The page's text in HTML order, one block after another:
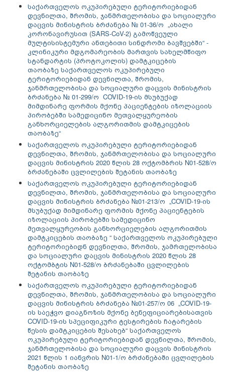
საქართველოს ოკუპირებული ტერიტორიებიდან
დევნილთა, შრომის, ჯანმრთელობისა და სოციალური
დაცვის მინისტრის ბრძანება № 01-36/ო „ახალი
კორონავირუსით (SARS-CoV-2) გამოწვეული
მულტისისტემური ანთებითი სინდრომი ბავშვებში“ -
კლინიკური მდგომარეობის მართვის სახელმწიფო
სტანდარტის (პროტოკოლის) დამტკიცების
თაობაზე საქართველოს ოკუპირებული
ტერიტორიებიდან დევნილთა, შრომის,
ჯანმრთელობისა და სოციალური დაცვის მინისტრის
ბრძანება № 01-299/ო COVID-19-ის მსუბუქად
მიმდინარე ფორმის მქონე პაციენტების იზოლაციის
პირობებში სამედიცინო მეთვალყურეობის
განხორციელების ალგორითმის დამტკიცების
თაობაზე“
საქართველოს ოკუპირებული ტერიტორიებიდან
დევნილთა, შრომის, ჯანმრთელობისა და სოციალური
დაცვის მინისტრის 2020 წლის 28 ოქტომბრის N01-528/ო
ბრძანებაში ცვლილების შეტანის თაობაზე
საქართველოს ოკუპირებული ტერიტორიებიდან
დევნილთა, შრომის, ჯანმრთელობისა და სოციალური
დაცვის მინისტრის ბრძანება №01-213/ო „COVID-19-ის
მსუბუქად მიმდინარე ფორმის მქონე პაციენტების
იზოლაციის პირობებში სამედიცინო
მეთვალყურეობის განხორციელების ალგორითმის
დამტკიცების თაობაზე “ საქართველოს ოკუპირებული
ტერიტორიებიდნ დევნილთა, შრომის, ჯამრთელობისა
და სოციალური დაცვის მინისტრის 2020 წლის 28
ოქტომბტის N01-528/ო ბრძანებაში ცვლილების
შეტანის თაობაზე
საქართველოს ოკუპირებული ტერიტორიებიდან
დევნილთა, შრომის, ჯანმრთელობისა და სოციალური
დაცვის მინისტრის ბრძანება №01-257/ო 06 „COVID-19-
ის საეჭვო დიაგნოზის მქონე ბენეფიციარებისათვის
COVID-19-ის სპეციფიკური ტესტირების ჩატარების
წესის დამტკიცების შესახებ“ საქართველოს
ოკუპირებული ტერიტორიებიდან დევნილთა, შრომის,
ჯანმრთელობისა და სოციალური დაცვის მინისტრის
2021 წლის 1 იანვრის N01-1/ო ბრძანებაში ცვლილების
შეტანის თაობაზე